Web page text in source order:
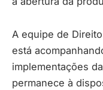
A equipe de
está
implementações
permanece à